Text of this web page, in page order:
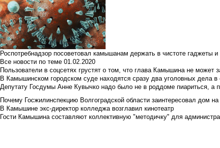
Роспотребнадзор посоветовал камышанам держать в чистоте гаджеты
Все новости по теме 01.02.2020
Пользователи в соцсетях грустят о том, что глава Камышина не может
В Камышинском городском суде находятся сразу два уголовных дела
Депутату Госдумы Анне Кувычко надо было не в роддоме пиариться, а
Почему Госжилинспекцию Волгоградской области заинтересовал дом
В Камышине экс-директор колледжа возглавил кинотеатр
Гости Камышина составляют коллективную "методичку" для